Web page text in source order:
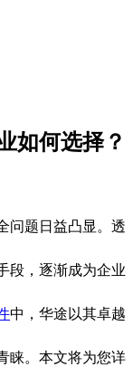
如何选择？
问题日益凸显。透
段，逐渐成为企业
中，华途以其卓越
睐。本文将为您详